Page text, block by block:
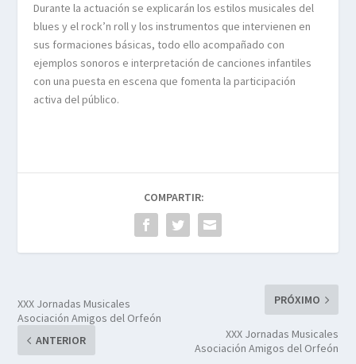
Durante la actuación se explicarán los estilos musicales del
blues y el rock’n roll y los instrumentos que intervienen en
sus formaciones básicas, todo ello acompañado con
ejemplos sonoros e interpretación de canciones infantiles
con una puesta en escena que fomenta la participación
activa del público.
COMPARTIR:
XXX Jornadas Musicales
Asociación Amigos del Orfeón
ANTERIOR
PRÓXIMO
XXX Jornadas Musicales
Asociación Amigos del Orfeón